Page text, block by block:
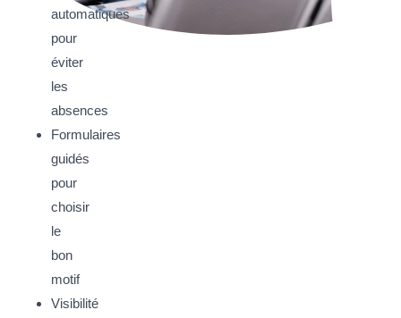
automatiques
pour
éviter
les
absences
Formulaires
guidés
pour
choisir
le
bon
motif
Visibilité